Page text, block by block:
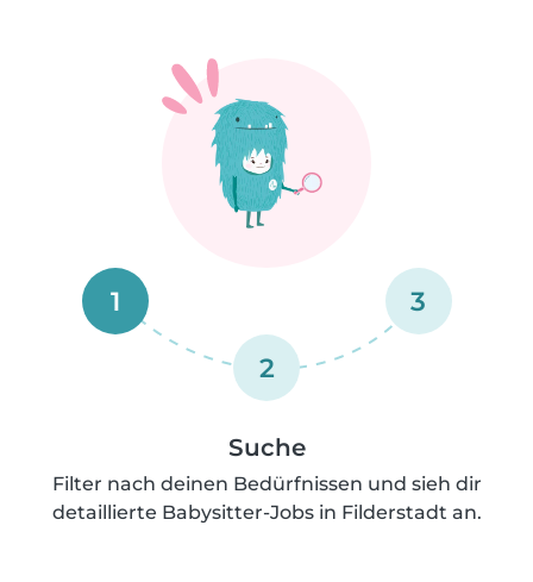
1
2
3
Suche
Filter nach deinen Bedürfnissen und sieh dir
detaillierte Babysitter-Jobs in Filderstadt an.